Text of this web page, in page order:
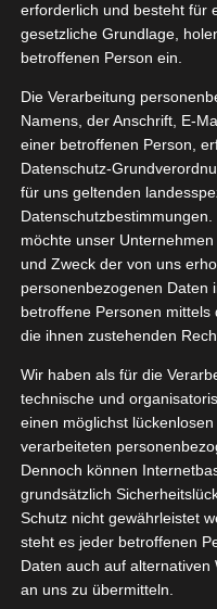
03, 2025
Gesundheit
VIP
Wellness
Kneipp
März 4, 2025 | Alltagshelfer,
Nahrungsergänzung
,
8
11, 2022
– Es
kalt
Kneipp VIP
Pflege
Wellness
Kneipp – Es wird
erforderlich und besteht für
gesetzliche Grundlage,
betroffenen Person ein.
Die Verarbeitung
Namens, der Anschrift, E-
einer betroffenen Person,
Datenschutz-
für uns geltenden
möchte unser
und Zweck der von uns
personenbezogenen Daten
betroffene Personen
die ihnen zustehenden
Wir haben als für die
technische und
einen möglichst
verarbeiteten
Dennoch können
grundsätzlich
Schutz nicht gewährleistet
steht es jeder betroffenen
Daten auch auf alternativen
an uns zu übermitteln.